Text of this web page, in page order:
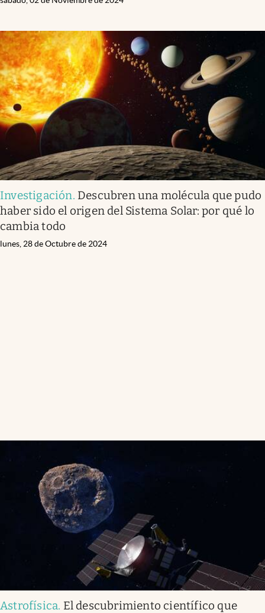
Investigación. Descubren una molécula que pudo
haber sido el origen del Sistema Solar: por qué lo
cambia todo
lunes, 28 de Octubre de 2024
Astrofísica. El descubrimiento científico que